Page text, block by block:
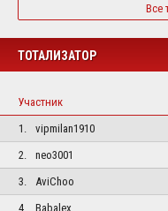
Все
ТОТАЛИЗАТОР
Участник
1.
vipmilan1910
2.
neo3001
3.
AviChoo
4.
Babalex